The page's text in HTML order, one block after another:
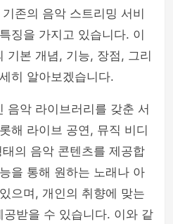
존의 음악 스트리밍 서비
징을 가지고 있습니다. 이
기본 개념, 기능, 장점, 그리
히 알아보겠습니다.
음악 라이브러리를 갖춘 서
해 라이브 공연, 뮤직 비디
의 음악 콘텐츠를 제공합
을 통해 원하는 노래나 아
으며, 개인의 취향에 맞는
받을 수 있습니다. 이와 같